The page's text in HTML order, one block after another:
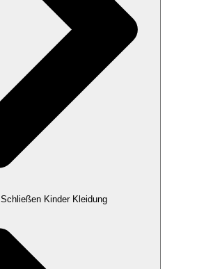
Schließen Kinder Kleidung